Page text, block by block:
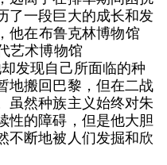
了一段巨大的成长和发
他在布鲁克林博物馆
艺术博物馆
发现自己所面临的种
地搬回巴黎，但在二战
虽然种族主义始终对朱
性的障碍，但是他大胆
不断地被人们发掘和欣